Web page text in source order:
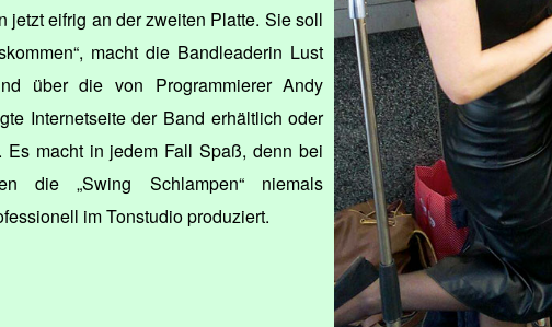
jetzt eifrig an der zweiten Platte. Sie soll
macht die Bandleaderin Lust
über die von Programmierer Andy
Internetseite der Band erhältlich oder
Es macht in jedem Fall Spaß, denn bei
die „Swing Schlampen“ niemals
im Tonstudio produziert.